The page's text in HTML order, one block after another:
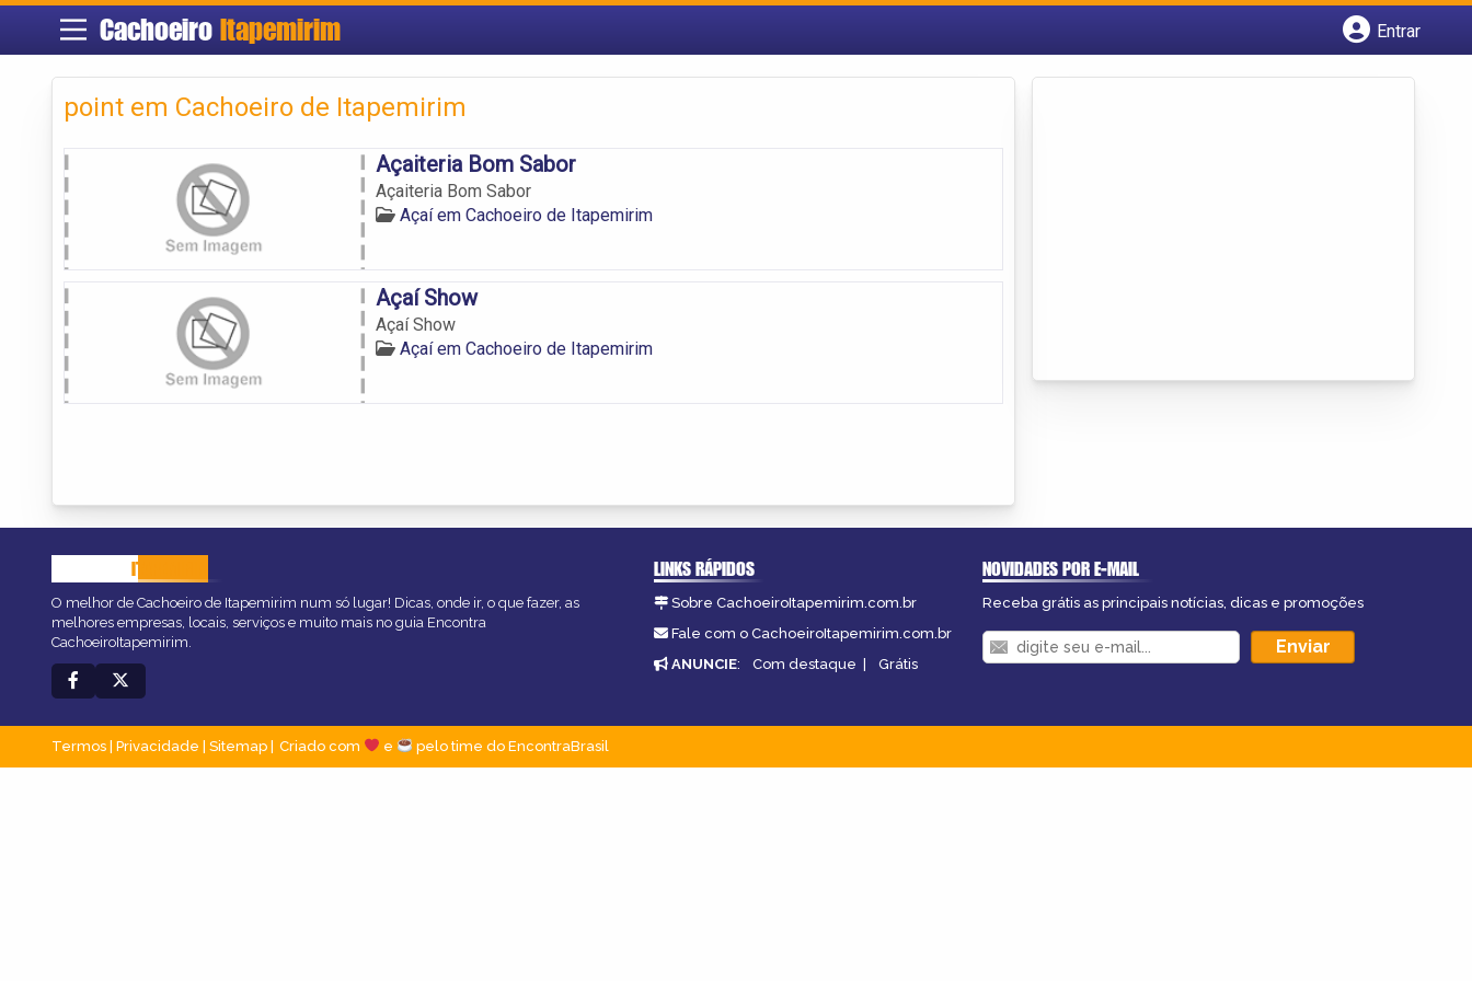
Cachoeiro Itapemirim
Entrar
point em Cachoeiro de Itapemirim
Açaiteria Bom Sabor
Açaiteria Bom Sabor
Açaí em Cachoeiro de Itapemirim
Açaí Show
Açaí Show
Açaí em Cachoeiro de Itapemirim
ITAPEMIRIM
O melhor de Cachoeiro de Itapemirim num só lugar! Dicas, onde ir, o que fazer, as
melhores empresas, locais, serviços e muito mais no guia Encontra
CachoeiroItapemirim.
LINKS RÁPIDOS
Sobre CachoeiroItapemirim.com.br
Fale com o CachoeiroItapemirim.com.br
ANUNCIE: Com destaque | Grátis
NOVIDADES POR E-MAIL
Receba grátis as principais notícias, dicas e promoções
Termos | Privacidade | Sitemap Criado com e pelo time do EncontraBrasil